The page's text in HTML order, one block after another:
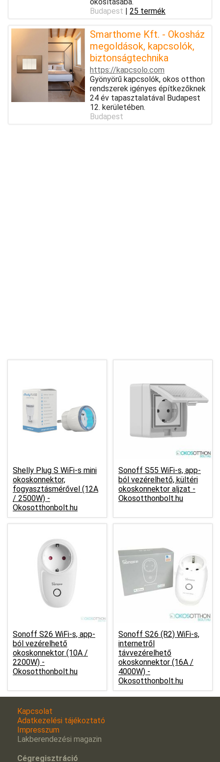
Budapest | 25 termék
Smarthome Kft. - Okosház
megoldások, kapcsolók,
biztonságtechnika
https://kapcsolo.com
Gyönyörű kapcsolók, okos otthon
rendszerek igényes építkezőknek
24 év tapasztalatával Budapest
12. kerületében.
Budapest
Shelly Plug S WiFi-s mini
okoskonnektor,
fogyasztásmérővel (12A
/ 2500W) -
Okosotthonbolt.hu
Sonoff S55 WiFi-s, app-
ból vezérelhető, kültéri
okoskonnektor aljzat -
Okosotthonbolt.hu
Sonoff S26 WiFi-s, app-
ból vezérelhető
okoskonnektor (10A /
2200W) -
Okosotthonbolt.hu
Sonoff S26 (R2) WiFi-s,
internetről
távvezérelhető
okoskonnektor (16A /
4000W) -
Okosotthonbolt.hu
Kapcsolat
Adatkezelési tájékoztató
Impresszum
Lakberendezési magazin
Cégregisztráció